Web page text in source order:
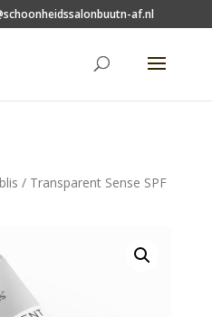
af.nl
/ Transparent Sense SPF